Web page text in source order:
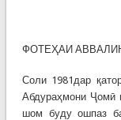
ФОТЕҲАИ
Соли 1981дар
Абдураҳмони Ҷомӣ
шом буду ошпаз